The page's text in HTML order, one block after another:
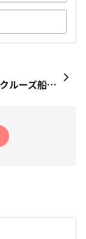
朝ランはクルーズ船寄港予定でシルバーノヴァの入港時間に中央埠頭方面へ行きました